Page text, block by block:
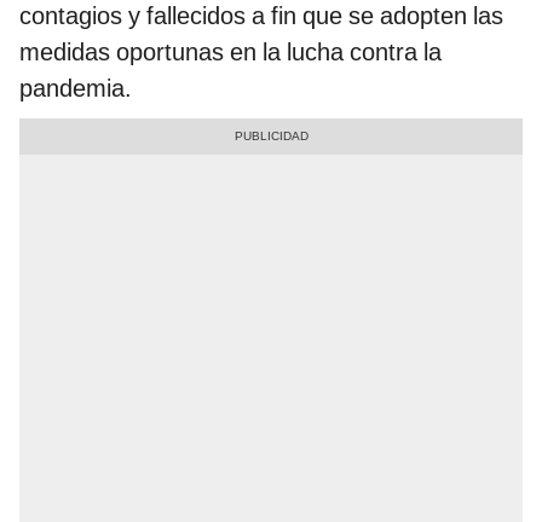
contagios y fallecidos a fin que se adopten las
medidas oportunas en la lucha contra la
pandemia.